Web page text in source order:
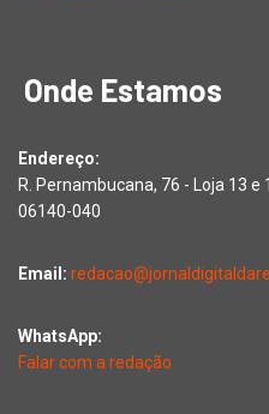
Onde Estamos
Endereço:
R. Pernambucana, 76 - Loja 13 e
06140-040
Email:
WhatsApp:
Falar com a redação